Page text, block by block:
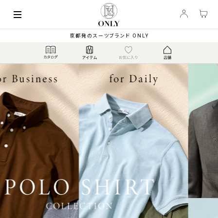
京都発のスーツブランド ONLY